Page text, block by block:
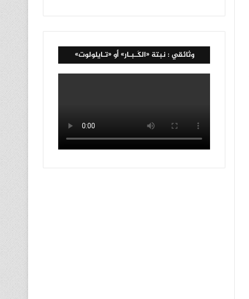
وثائقي : نبتة «الكَـبـار» أو «تـايلولوت»